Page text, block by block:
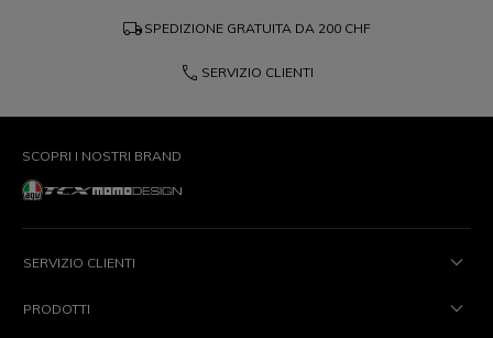
local_shipping SPEDIZIONE GRATUITA DA 200 CHF
phone SERVIZIO CLIENTI
SCOPRI I NOSTRI BRAND
SERVIZIO CLIENTI
PRODOTTI